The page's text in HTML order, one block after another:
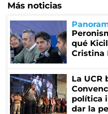
Más noticias
qué
Cristina
La UCR
política
dar la